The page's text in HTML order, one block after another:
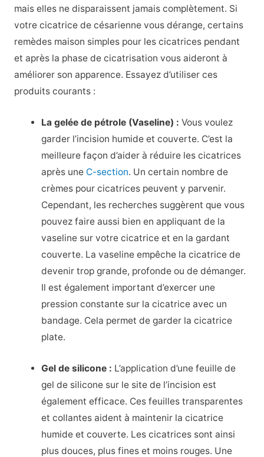
mais elles ne disparaissent jamais complètement. Si
votre cicatrice de césarienne vous dérange, certains
remèdes maison simples pour les cicatrices pendant
et après la phase de cicatrisation vous aideront à
améliorer son apparence. Essayez d’utiliser ces
produits courants :
La gelée de pétrole (Vaseline) : Vous voulez
garder l’incision humide et couverte. C’est la
meilleure façon d’aider à réduire les cicatrices
après une C-section. Un certain nombre de
crèmes pour cicatrices peuvent y parvenir.
Cependant, les recherches suggèrent que vous
pouvez faire aussi bien en appliquant de la
vaseline sur votre cicatrice et en la gardant
couverte. La vaseline empêche la cicatrice de
devenir trop grande, profonde ou de démanger.
Il est également important d’exercer une
pression constante sur la cicatrice avec un
bandage. Cela permet de garder la cicatrice
plate.
Gel de silicone : L’application d’une feuille de
gel de silicone sur le site de l’incision est
également efficace. Ces feuilles transparentes
et collantes aident à maintenir la cicatrice
humide et couverte. Les cicatrices sont ainsi
plus douces, plus fines et moins rouges. Une